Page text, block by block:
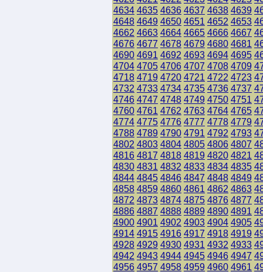
4634 4635 4636 4637 4638 4639
4648 4649 4650 4651 4652 4653
4662 4663 4664 4665 4666 4667
4676 4677 4678 4679 4680 4681
4690 4691 4692 4693 4694 4695
4704 4705 4706 4707 4708 4709
4718 4719 4720 4721 4722 4723
4732 4733 4734 4735 4736 4737
4746 4747 4748 4749 4750 4751
4760 4761 4762 4763 4764 4765
4774 4775 4776 4777 4778 4779
4788 4789 4790 4791 4792 4793
4802 4803 4804 4805 4806 4807
4816 4817 4818 4819 4820 4821
4830 4831 4832 4833 4834 4835
4844 4845 4846 4847 4848 4849
4858 4859 4860 4861 4862 4863
4872 4873 4874 4875 4876 4877
4886 4887 4888 4889 4890 4891
4900 4901 4902 4903 4904 4905
4914 4915 4916 4917 4918 4919
4928 4929 4930 4931 4932 4933
4942 4943 4944 4945 4946 4947
4956 4957 4958 4959 4960 4961